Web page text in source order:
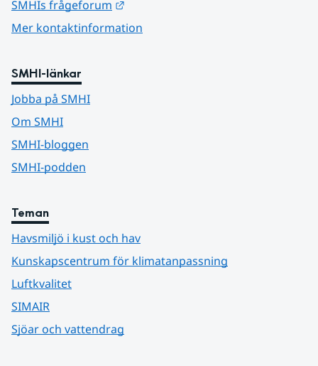
SMHIs frågeforum
Mer kontaktinformation
SMHI-länkar
Jobba på SMHI
Om SMHI
SMHI-bloggen
SMHI-podden
Teman
Havsmiljö i kust och hav
Kunskapscentrum för klimatanpassning
Luftkvalitet
SIMAIR
Sjöar och vattendrag